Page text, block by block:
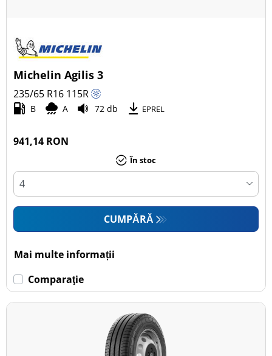
Tip autovehicul
Toate tipurile (23)
Autoturism (0)
SUV (2)
Camionetă (21)
Rulotă autopropulsată (0)
Michelin Agilis 3
235/65 R16 115R
B A 72 db EPREL
941,14 RON
În stoc
CUMPĂRĂ
Mai multe informații
Comparaţie